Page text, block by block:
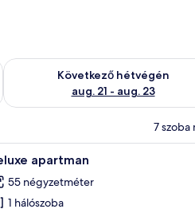
aug. 14 - aug. 16
Következő hétvégén
aug. 21 - aug. 23
A következő hétvégi
7 szoba
törölközővel.
egy fehér asztal, egy szék, egy
Egy
50 apartman
55 négyzetméter
1 hálószoba